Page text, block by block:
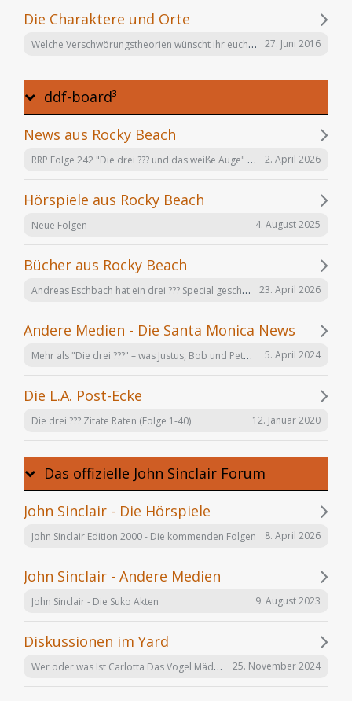
Die Charaktere und Orte
Welche Verschwörungstheorien wünscht ihr euch noch in der Serie "Offenbarung 23"? 27. Juni 2016
ddf-board³
News aus Rocky Beach
RRP Folge 242 "Die drei ??? und das weiße Auge" am 02.12. in Karlsruhe 2. April 2026
Hörspiele aus Rocky Beach
Neue Folgen 4. August 2025
Bücher aus Rocky Beach
Andreas Eschbach hat ein drei ??? Special geschrieben: "Die Auferstehung" 23. April 2026
Andere Medien - Die Santa Monica News
Mehr als "Die drei ???" – was Justus, Bob und Peter auch noch tun 5. April 2024
Die L.A. Post-Ecke
Die drei ??? Zitate Raten (Folge 1-40) 12. Januar 2020
Das offizielle John Sinclair Forum
John Sinclair - Die Hörspiele
John Sinclair Edition 2000 - Die kommenden Folgen 8. April 2026
John Sinclair - Andere Medien
John Sinclair - Die Suko Akten 9. August 2023
Diskussionen im Yard
Wer oder was Ist Carlotta Das Vogel Mädchen 25. November 2024